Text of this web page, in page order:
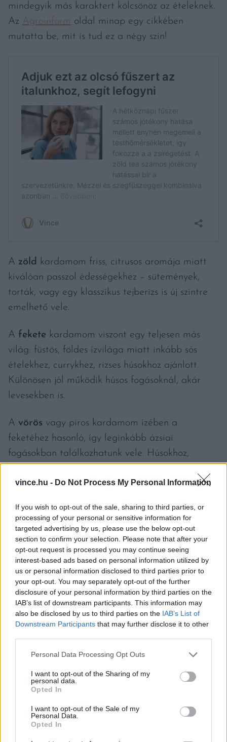
vince.hu - Do Not Process My Personal Information
If you wish to opt-out of the sale, sharing to third parties, or
processing of your personal or sensitive information for
targeted advertising by us, please use the below opt-out
section to confirm your selection. Please note that after your
opt-out request is processed you may continue seeing
interest-based ads based on personal information utilized by
us or personal information disclosed to third parties prior to
your opt-out. You may separately opt-out of the further
disclosure of your personal information by third parties on the
IAB’s list of downstream participants. This information may
also be disclosed by us to third parties on the IAB’s List of
Downstream Participants that may further disclose it to other
Please note that this website/app uses one or more Google
not limited to your visit or usage behaviour. You may click to
grant or deny consent to Google and its third-party tags to
use your data for below specified purposes in below Google
consent section.
Personal Data Processing Opt Outs
I want to opt-out of the Sharing of my
personal data.
Opted In
I want to opt-out of the Sale of my
Personal Data.
Opted In
mindegyik más karaktert kölcsönöz az ételeknek.
Az Agroinform oldal minap egy cikkében
mutatta be, mit is tud ez a négy szín!
A zöld kardamom friss, citrusos aromája miatt
kiválóan passzol édességekhez – sütemények,
torták, vagy egy klasszikus tejberizs is új szintre
emelhető vele.
A fekete kardamom viszont egy teljesen más
világ: füstös, földes ízvilága miatt inkább sós
ételekhez, currykhez, rizses húsokhoz ajánlott.
Különösen jól működik húsos fogásoknál, akár
levesekben is.
A vörös vagy piros kardamom ízében a
feketéhez hasonló, így leginkább ázsiai
fogásokban találkozhatunk vele. Húsokhoz,
fehérített zöld változat, amely szelídebb ízével
főként desszertekhez passzol.